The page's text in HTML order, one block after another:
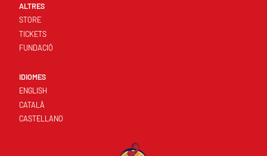
ALTRES
STORE
TICKETS
FUNDACIÓ
IDIOMES
ENGLISH
CATALÀ
CASTELLANO